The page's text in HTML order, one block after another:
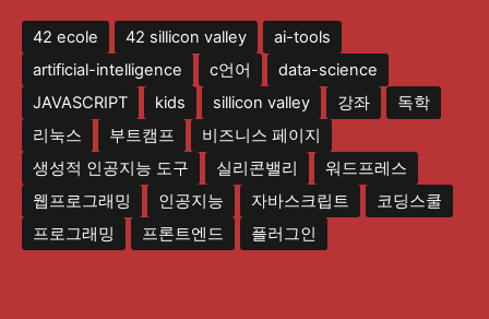
42 ecole 42 sillicon valley
ai-tools
artificial-intelligence
c언어
data-science
JAVASCRIPT
kids sillicon valley 강좌
독학
리눅스
부트캠프
비즈니스 페이지
생성적 인공지능 도구
실리콘밸리
워드프레스
웹프로그래밍
인공지능 자바스크립트
코딩스쿨
프로그래밍
프론트엔드 플러그인